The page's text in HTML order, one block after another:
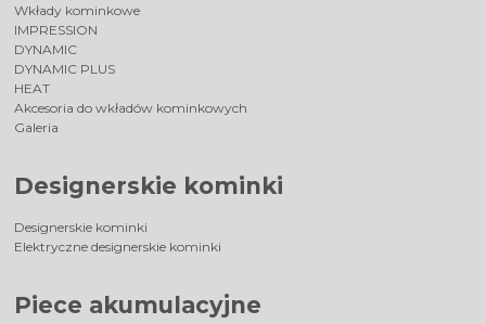
Wkłady kominkowe
IMPRESSION
DYNAMIC
DYNAMIC PLUS
HEAT
Akcesoria do wkładów kominkowych
Galeria
Designerskie kominki
Designerskie kominki
Elektryczne designerskie kominki
Piece akumulacyjne